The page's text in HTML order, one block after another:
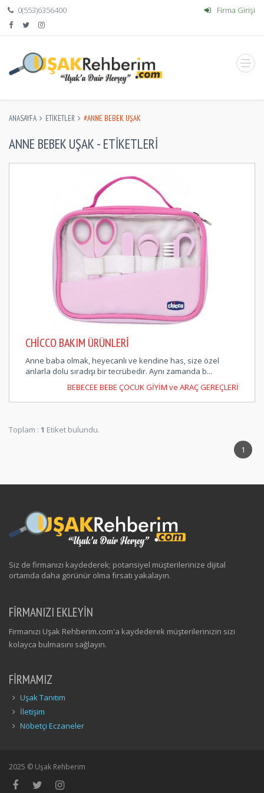
0(553)6356400 Firma Girişi
ANASAYFA ETIKETLER #ANNE BEBEK UŞAK
ANNE BEBEK UŞAK - ETIKETLERI
CHICCO BAKIM ÜRÜNLERI
Anne baba olmak, heyecanlı ve kendine has, size özel
anlarla dolu sıradışı bir tecrübedir. Aynı zamanda b...
BEBECEE BEBE ÇOCUK GİYİM ve ARAÇ GEREÇLERİ
Toplam : 1 Etiket bulundu.
1
Siz de firmanızı kaydederek; potansiyel müşterilerinize dijital
ortamda daha görünür olma fırsatı yakalayın.
FİRMANIZI EKLEYİN
Firmanızı Uşak Rehberim.com'a kaydederek müşterilerinizin sizi
kolayca bulmasını sağlayın.
FIRMAMIZ
Uşak Tanıtım
İletişim
Nöbetçi Eczaneler
2025 © Uşak Rehberim